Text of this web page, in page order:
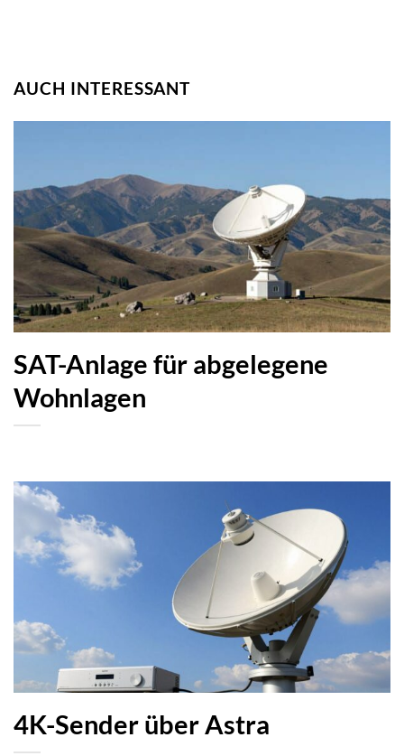
AUCH INTERESSANT
SAT-Anlage für abgelegene
Wohnlagen
4K-Sender über Astra